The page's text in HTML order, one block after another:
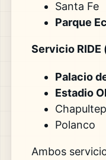
Santa Fe
Parque
Servicio RIDE
Palacio
Estadio
Polanco
Ambos